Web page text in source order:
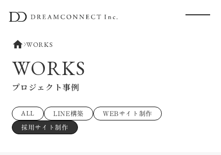
home WORKS
WORKS
プロジェクト事例
ALL LINE構築
WEBサイト制作
採用サイト制作